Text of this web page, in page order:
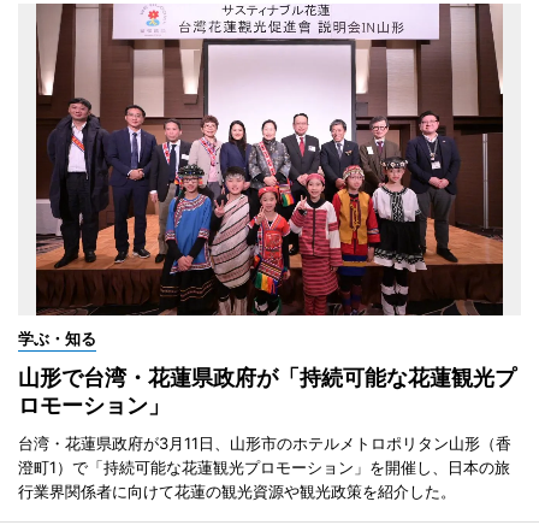
学ぶ・知る
山形で台湾・花蓮県政府が「持続可能な花蓮観光プ
ロモーション」
台湾・花蓮県政府が3月11日、山形市のホテルメトロポリタン山形（香
澄町1）で「持続可能な花蓮観光プロモーション」を開催し、日本の旅
行業界関係者に向けて花蓮の観光資源や観光政策を紹介した。